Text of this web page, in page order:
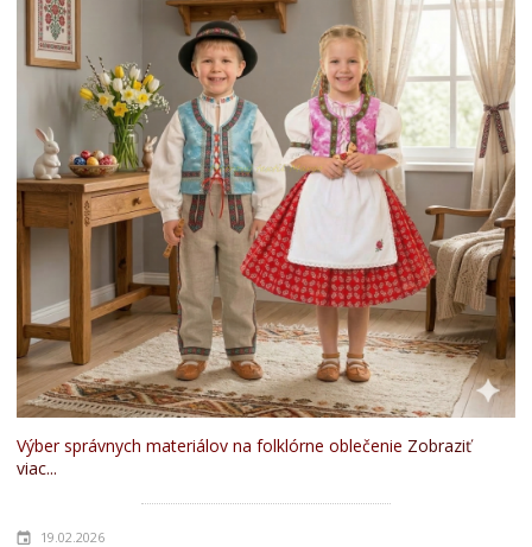
Výber správnych materiálov na folklórne oblečenie Zobraziť
viac...
19.02.2026